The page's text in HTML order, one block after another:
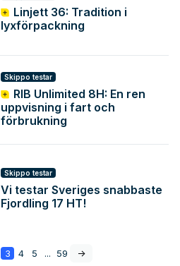
Linjett 36: Tradition i
lyxförpackning
Skippo testar
RIB Unlimited 8H: En ren
uppvisning i fart och
förbrukning
Skippo testar
Vi testar Sveriges snabbaste
Fjordling 17 HT!
3 4 5 ... 59 ->